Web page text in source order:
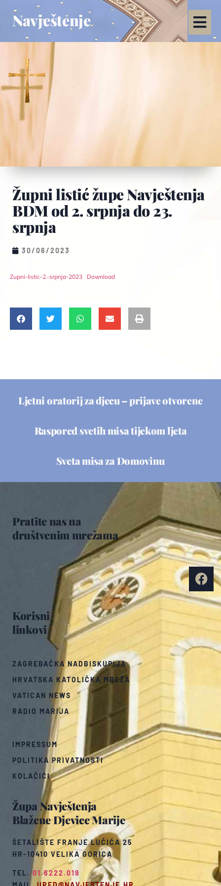
Navještenje
Župni listić župe Navještenja
BDM od 2. srpnja do 23.
srpnja
30/06/2023
Zupni-listic-2.-srpnja-2023 Download
Ljetni oratorij za djecu – prijave otvorene
Raspored svetih misa tijekom ljeta
Sveta misa za Domovinu
Župa Navještenja
Blažene Djevice Marije
ŠETALIŠTE FRANJE LUČIĆA 25
HR-10410 VELIKA GORICA
TEL.01.6222.019
Korisni
linkovi
ZAGREBAČKA NADBISKUPIJA
HRVATSKA KATOLIČKA MREŽA
VATICAN NEWS
RADIO MARIJA
IMPRESSUM
POLITIKA PRIVATNOSTI
KOLAČIĆI
Pratite nas na
društvenim mrežama